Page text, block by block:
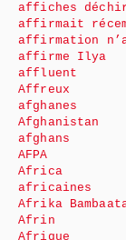
affiches
affirmait
affirmation
affirme Ilya
affluent
Affreux
afghanes
Afghanistan
afghans
AFPA
Africa
africaines
Afrika
Afrin
Afrique